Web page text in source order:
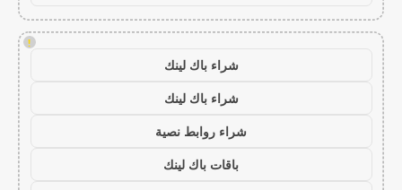
!
شراء باك لينك
شراء باك لينك
شراء روابط نصية
باقات باك لينك